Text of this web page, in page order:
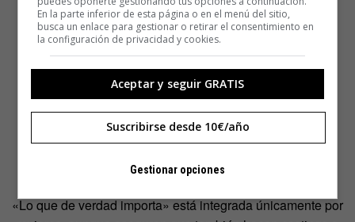
«Lo que de verdad importa» está integrada únicamente por
En la parte inferior de esta página o en el menú del sitio,
busca un enlace para gestionar o retirar el consentimiento en
la configuración de privacidad y cookies.
Aceptar y seguir GRATIS
Suscribirse desde 10€/año
Gestionar opciones